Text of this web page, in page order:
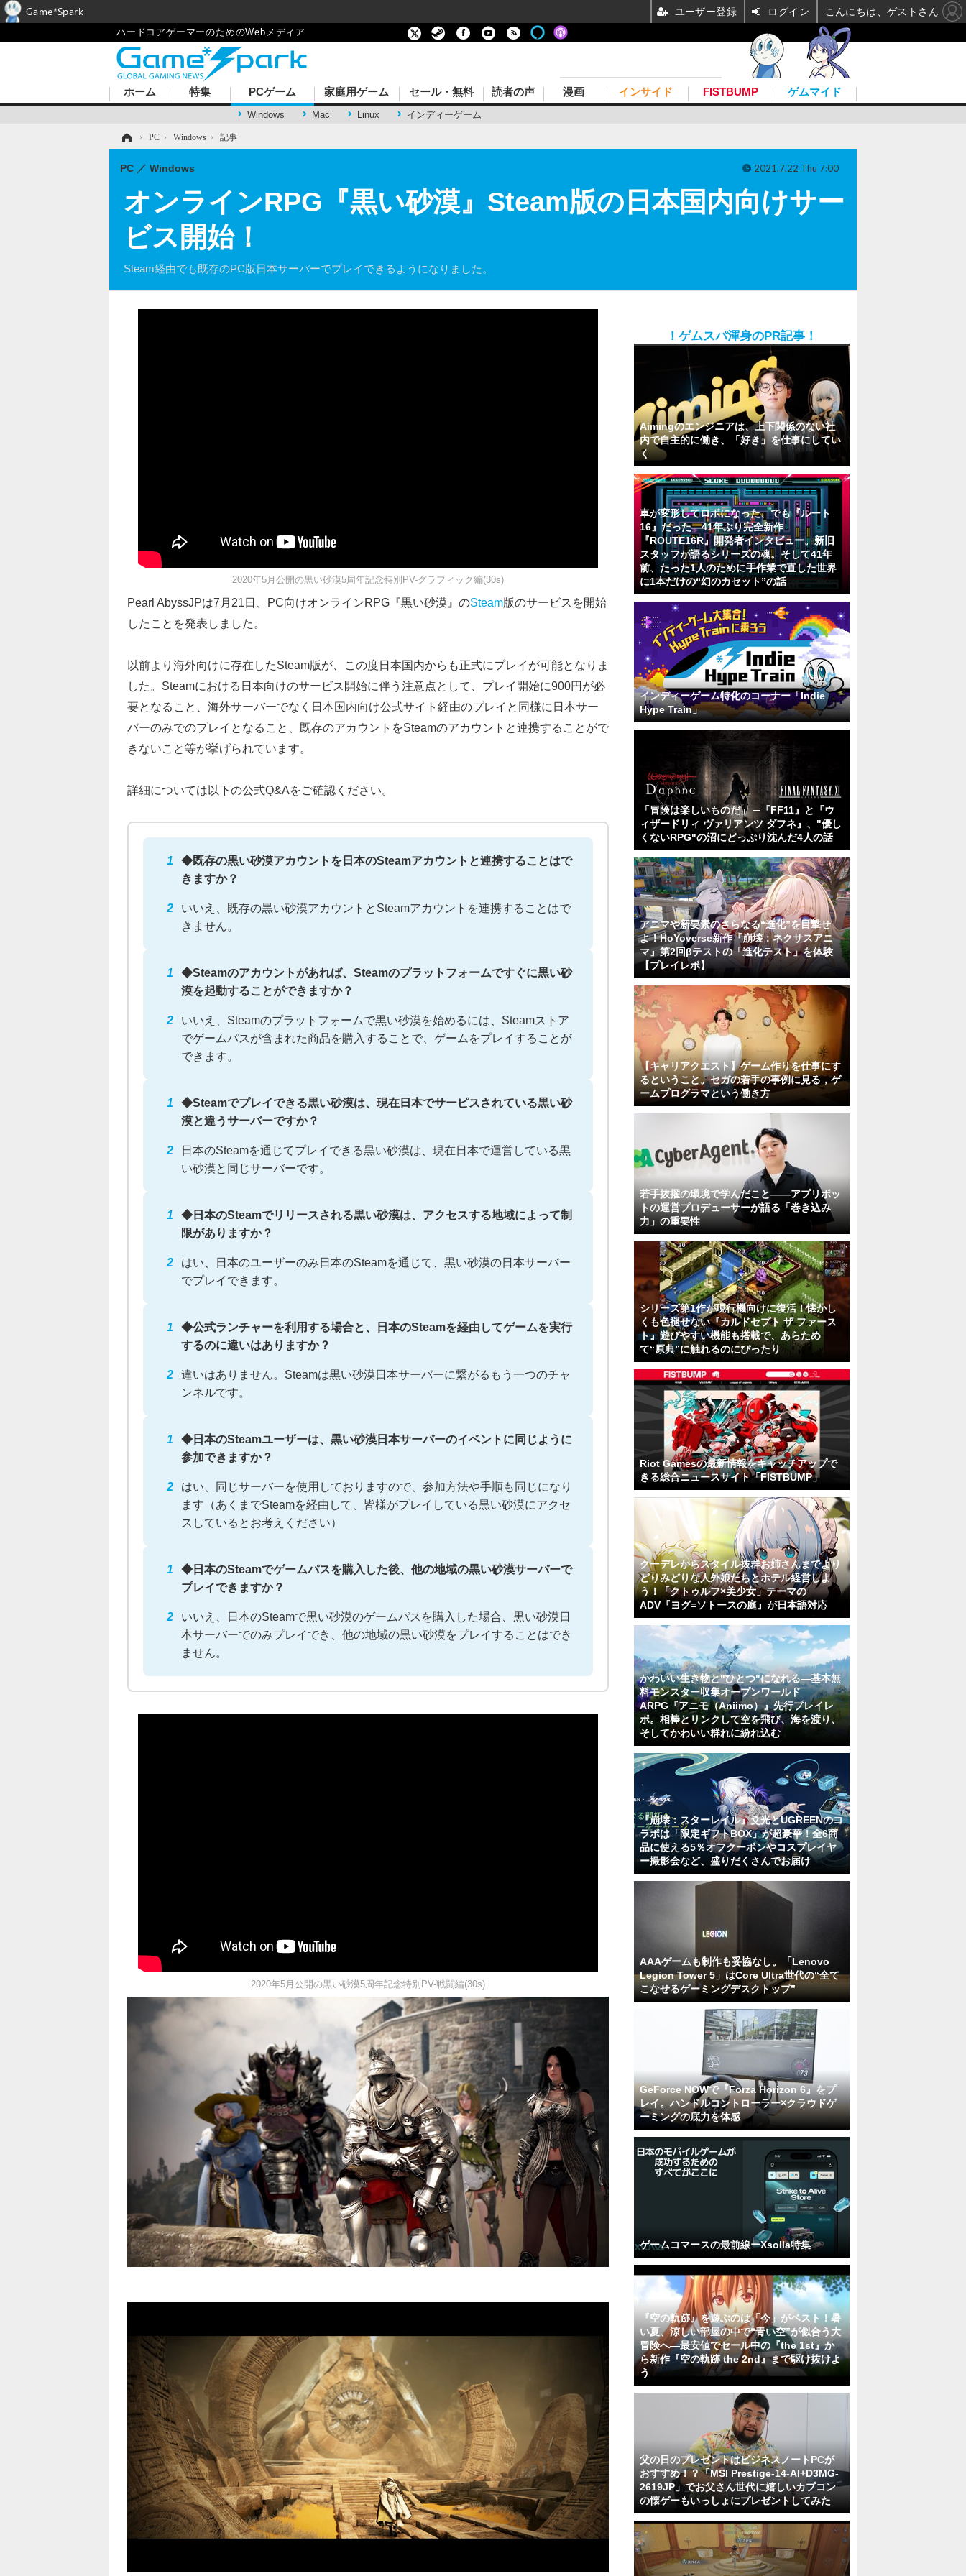
ハードコアゲーマーのためのWebメディア
ホーム 特集 PCゲーム
Windows Mac Linux インディーゲーム
家庭用ゲーム セール・無料 読者の声 漫画 インサイド FISTBUMP ゲムマイド
› PC › Windows › 記事
オンラインRPG『黒い砂漠』Steam版の日本国内向けサー
ビス開始！
Steam経由でも既存のPC版日本サーバーでプレイできるようになりました。
PC Windows 2021.7.22 Thu 7:00
2020年5月公開の黒い砂漠5周年記念特別PV-グラフィック編(30s)
Pearl AbyssJPは7月21日、PC向けオンラインRPG『黒い砂漠』のSteam版のサービスを開始
したことを発表しました。
以前より海外向けに存在したSteam版が、この度日本国内からも正式にプレイが可能となりま
した。Steamにおける日本向けのサービス開始に伴う注意点として、プレイ開始に900円が必
要となること、海外サーバーでなく日本国内向け公式サイト経由のプレイと同様に日本サー
バーのみでのプレイとなること、既存のアカウントをSteamのアカウントと連携することがで
きないこと等が挙げられています。
詳細については以下の公式Q&Aをご確認ください。
◆既存の黒い砂漠アカウントを日本のSteamアカウントと連携することはで
きますか？
いいえ、既存の黒い砂漠アカウントとSteamアカウントを連携することはで
きません。
◆Steamのアカウントがあれば、Steamのプラットフォームですぐに黒い砂
漠を起動することができますか？
いいえ、Steamのプラットフォームで黒い砂漠を始めるには、Steamストア
でゲームパスが含まれた商品を購入することで、ゲームをプレイすることが
できます。
◆Steamでプレイできる黒い砂漠は、現在日本でサーピスされている黒い砂
漠と違うサーバーですか？
日本のSteamを通じてプレイできる黒い砂漠は、現在日本で運営している黒
い砂漠と同じサーバーです。
◆日本のSteamでリリースされる黒い砂漠は、アクセスする地域によって制
限がありますか？
はい、日本のユーザーのみ日本のSteamを通じて、黒い砂漠の日本サーバー
でプレイできます。
◆公式ランチャーを利用する場合と、日本のSteamを経由してゲームを実行
するのに違いはありますか？
違いはありません。Steamは黒い砂漠日本サーバーに繋がるもう一つのチャ
ンネルです。
◆日本のSteamユーザーは、黒い砂漠日本サーバーのイベントに同じように
参加できますか？
はい、同じサーバーを使用しておりますので、参加方法や手順も同じになり
ます（あくまでSteamを経由して、皆様がプレイしている黒い砂漠にアクセ
スしているとお考えください）
◆日本のSteamでゲームパスを購入した後、他の地域の黒い砂漠サーバーで
プレイできますか？
いいえ、日本のSteamで黒い砂漠のゲームパスを購入した場合、黒い砂漠日
本サーバーでのみプレイでき、他の地域の黒い砂漠をプレイすることはでき
ません。
2020年5月公開の黒い砂漠5周年記念特別PV-戦闘編(30s)
！ゲムスパ渾身のPR記事！
Aimingのエンジニアは、上下関係のない社
内で自主的に働き、「好き」を仕事にしてい
く
車が変形してロボになった、でも『ルート
16』だった―41年ぶり完全新作
『ROUTE16R』開発者インタビュー。新旧
スタッフが語るシリーズの魂。そして41年
前、たった1人のために手作業で直した世界
に1本だけの“幻のカセット”の話
インディーゲーム特化のコーナー「Indie
Hype Train」
「冒険は楽しいものだ」 ─『FF11』と『ウ
ィザードリィ ヴァリアンツ ダフネ』、"優し
くないRPG"の沼にどっぷり沈んだ4人の話
アニマや新要素のさらなる“進化”を目撃せ
よ！HoYoverse新作『崩壊：ネクサスアニ
マ』第2回βテストの「進化テスト」を体験
【プレイレポ】
【キャリアクエスト】ゲーム作りを仕事にす
るということ。セガの若手の事例に見る，ゲ
ームプログラマという働き方
若手抜擢の環境で学んだこと――アプリボッ
トの運営プロデューサーが語る「巻き込み
力」の重要性
シリーズ第1作が現行機向けに復活！懐かし
くも色褪せない『カルドセプト ザ ファース
ト』遊びやすい機能も搭載で、あらため
て“原典”に触れるのにぴったり
Riot Gamesの最新情報をキャッチアップで
きる総合ニュースサイト「FISTBUMP」
クーデレからスタイル抜群お姉さんまでより
どりみどりな人外娘たちとホテル経営しよ
う！「クトゥルフ×美少女」テーマの
ADV『ヨグ=ソトースの庭』が日本語対応
かわいい生き物と"ひとつ"になれる―基本無
料モンスター収集オープンワールド
ARPG『アニモ（Aniimo）』先行プレイレ
ポ。相棒とリンクして空を飛び、海を渡り、
そしてかわいい群れに紛れ込む
『崩壊：スターレイル』爻光とUGREENのコ
ラボは「限定ギフトBOX」が超豪華！全6商
品に使える5％オフクーポンやコスプレイヤ
ー撮影会など、盛りだくさんでお届け
AAAゲームも制作も妥協なし。「Lenovo
Legion Tower 5」はCore Ultra世代の“全て
こなせるゲーミングデスクトップ”
GeForce NOWで『Forza Horizon 6』をプ
レイ。ハンドルコントローラー×クラウドゲ
ーミングの底力を体感
ゲームコマースの最前線ーXsolla特集
『空の軌跡』を遊ぶのは「今」がベスト！暑
い夏、涼しい部屋の中で“青い空”が似合う大
冒険へ―最安値でセール中の『the 1st』か
ら新作『空の軌跡 the 2nd』まで駆け抜けよ
う
父の日のプレゼントはビジネスノートPCが
おすすめ！？「MSI Prestige-14-AI+D3MG-
2619JP」でお父さん世代に嬉しいカプコン
の懐ゲーもいっしょにプレゼントしてみた
Game*Spark ユーザー登録 ログイン こんにちは、ゲストさん